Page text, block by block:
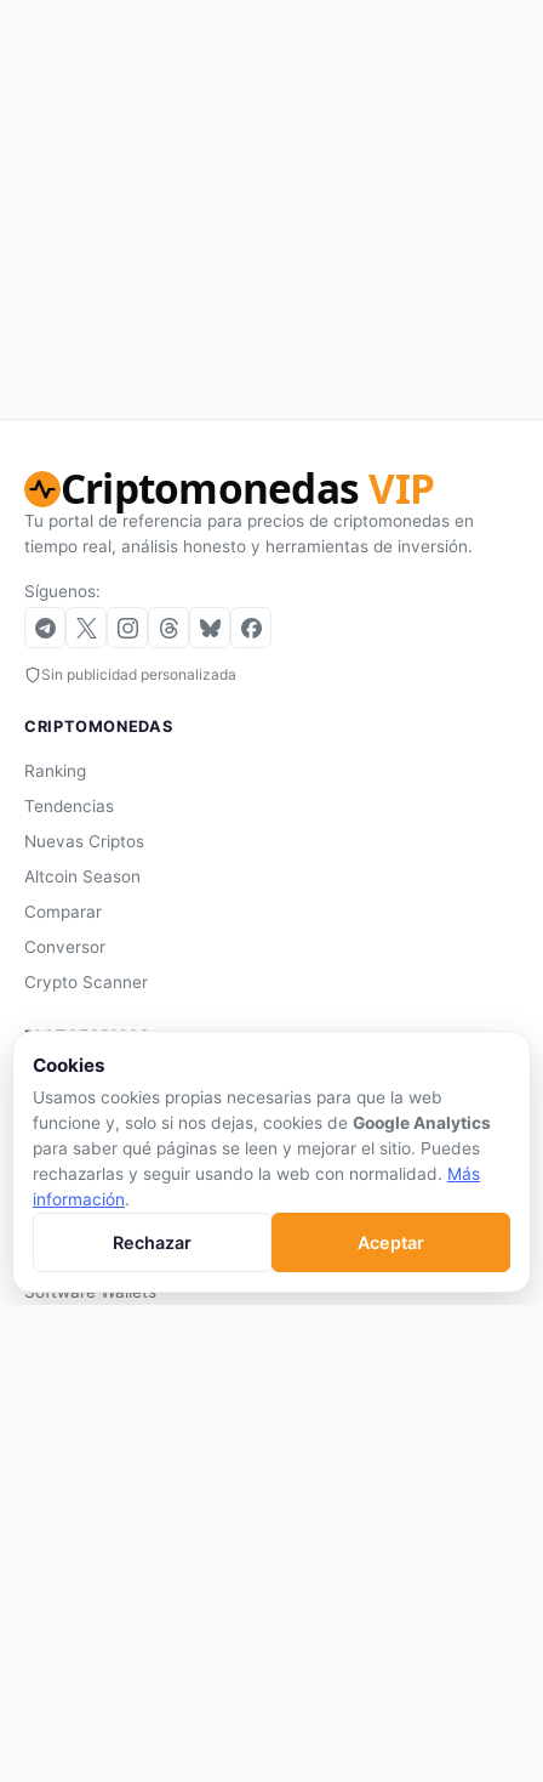
CriptomonedasVIP
Tu portal de referencia para precios de criptomonedas en
tiempo real, análisis honesto y herramientas de inversión.
Síguenos:
Sin publicidad personalizada
CRIPTOMONEDAS
Ranking
Tendencias
Nuevas Criptos
Altcoin Season
Comparar
Conversor
Crypto Scanner
PLATAFORMAS
Exchanges CEX
Exchanges DEX
Comparar Comisiones
Hardware Wallets
Software Wallets
Cookies
Usamos cookies propias necesarias para que la web
funcione y, solo si nos dejas, cookies de Google Analytics
para saber qué páginas se leen y mejorar el sitio. Puedes
rechazarlas y seguir usando la web con normalidad. Más
información.
Rechazar Aceptar